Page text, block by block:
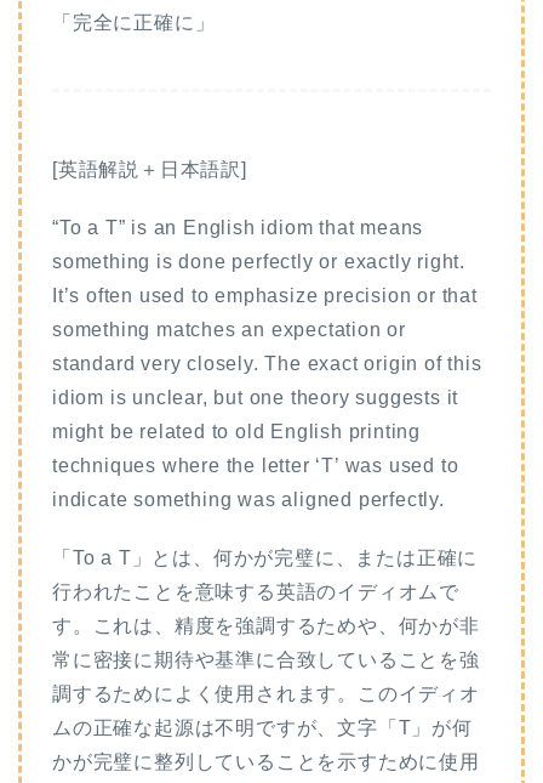
「完全に正確に」
[英語解説＋日本語訳]
“To a T” is an English idiom that means
something is done perfectly or exactly right.
It’s often used to emphasize precision or that
something matches an expectation or
standard very closely. The exact origin of this
idiom is unclear, but one theory suggests it
might be related to old English printing
techniques where the letter ‘T’ was used to
indicate something was aligned perfectly.
「To a T」とは、何かが完璧に、または正確に
行われたことを意味する英語のイディオムで
す。これは、精度を強調するためや、何かが非
常に密接に期待や基準に合致していることを強
調するためによく使用されます。このイディオ
ムの正確な起源は不明ですが、文字「T」が何
かが完璧に整列していることを示すために使用